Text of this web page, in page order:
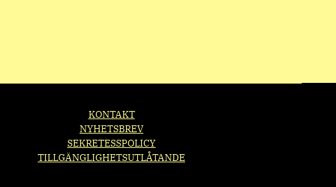
KONTAKT
NYHETSBREV
SEKRETESSPOLICY
TILLGÄNGLIGHETSUTLÅTANDE